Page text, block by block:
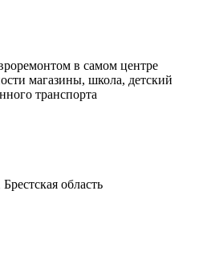
в самом центре
магазины, школа, детский
транспорта
область